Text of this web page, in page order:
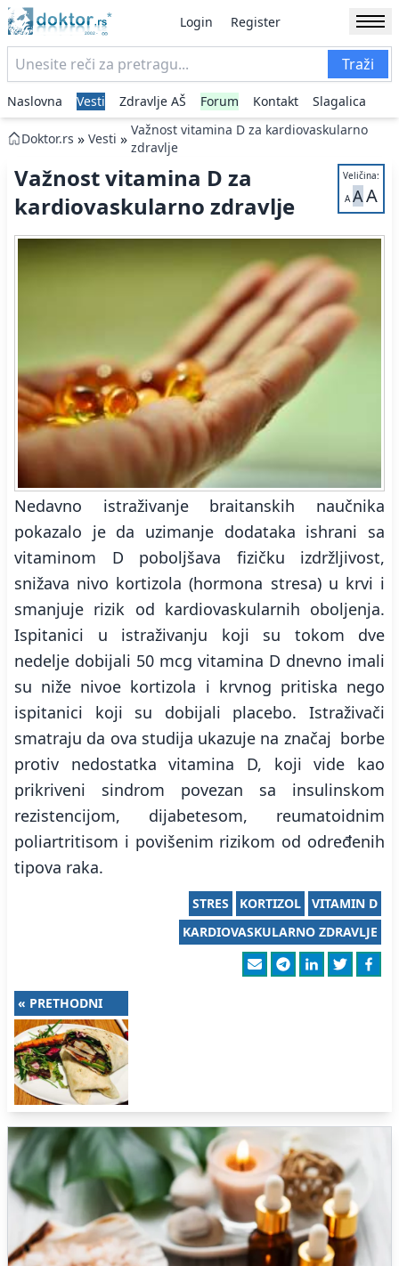
Login Register
Traži
Naslovna Vesti Zdravlje AŠ Forum Kontakt Slagalica
Doktor.rs » Vesti » Važnost vitamina D za kardiovaskularno
zdravlje
Veličina:
A AA
Važnost vitamina D za
kardiovaskularno zdravlje
Nedavno istraživanje braitanskih naučnika
pokazalo je da uzimanje dodataka ishrani sa
vitaminom D poboljšava fizičku izdržljivost,
snižava nivo kortizola (hormona stresa) u krvi i
smanjuje rizik od kardiovaskularnih oboljenja.
Ispitanici u istraživanju koji su tokom dve
nedelje dobijali 50 mcg vitamina D dnevno imali
su niže nivoe kortizola i krvnog pritiska nego
ispitanici koji su dobijali placebo. Istraživači
smatraju da ova studija ukazuje na značaj borbe
protiv nedostatka vitamina D, koji vide kao
prikriveni sindrom povezan sa insulinskom
rezistencijom, dijabetesom, reumatoidnim
poliartritisom i povišenim rizikom od određenih
tipova raka.
VITAMIN D
KORTIZOL
STRES
KARDIOVASKULARNO ZDRAVLJE
« PRETHODNI